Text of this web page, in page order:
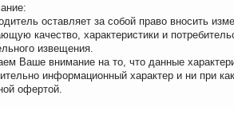
оставляет за собой право вносить
качество, характеристики и
извещения.
Ваше внимание на то, что данные
информационный характер и ни при
офертой.